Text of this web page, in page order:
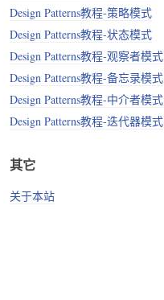
Design Patterns教程-策略模式
Design Patterns教程-状态模式
Design Patterns教程-观察者模式
Design Patterns教程-备忘录模式
Design Patterns教程-中介者模式
Design Patterns教程-迭代器模式
其它
关于本站